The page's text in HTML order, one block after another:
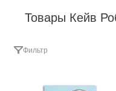
Товары Кейв
Фильтр